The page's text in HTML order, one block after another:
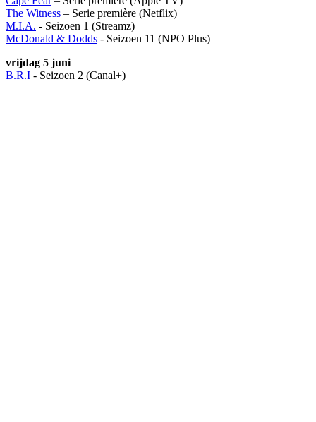
The Witness – Serie première (Netflix)
M.I.A. - Seizoen 1 (Streamz)
McDonald & Dodds - Seizoen 11 (NPO Plus)
vrijdag 5 juni
B.R.I - Seizoen 2 (Canal+)